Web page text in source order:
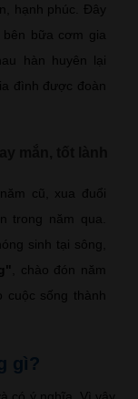
hạnh phúc. Đây
bữa cơm gia
hàn huyên lại
đình được đoàn
cũ, xua đuổi
trong năm qua.
sinh tại sông,
, chào đón năm
sống thành
gì?